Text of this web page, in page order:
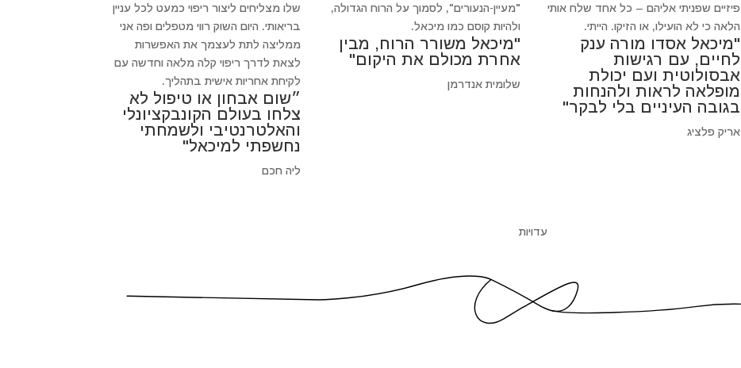
שלו מצליחים ליצור ריפוי כמעט לכל עניין
בריאותי. היום השוק רווי מטפלים ופה אני
ממליצה לתת לעצמך את האפשרות
לצאת לדרך ריפוי קלה מלאה וחדשה עם
לקיחת אחריות אישית בתהליך.
״שום אבחון או טיפול לא
צלחו בעולם הקונבקציונלי
והאלטרנטיבי ולשמחתי
נחשפתי למיכאל"
ליה חכם
"מעיין-הנעורים", לסמוך על הרוח הגדולה,
ולהיות קוסם כמו מיכאל.
"מיכאל משורר הרוח, מבין
אחרת מכולם את היקום"
שלומית אנדרמן
פיזיים שפניתי אליהם – כל אחד שלח אותי
הלאה כי לא הועילו, או הזיקו. הייתי.
"מיכאל אסדו מורה ענק
לחיים, עם רגישות
אבסולוטית ועם יכולת
מופלאה לראות ולהנחות
בגובה העיניים בלי לבקר"
אריק פלציג
עדויות